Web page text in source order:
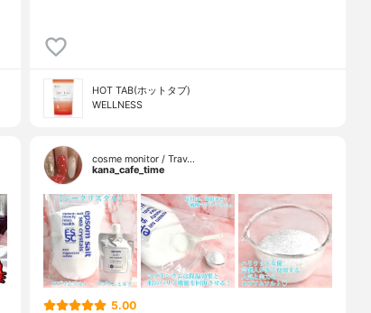
HOT TAB(ホットタブ)
WELLNESS
cosme monitor / Trav…
kana_cafe_time
5.00